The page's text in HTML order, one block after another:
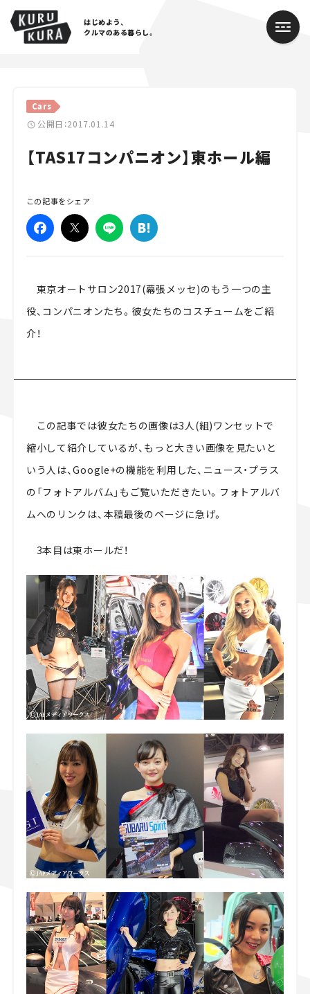
はじめよう、
クルマのある暮らし。
Cars
公開日：2017.01.14
【TAS17コンパニオン】東ホール編
この記事をシェア
東京オートサロン2017(幕張メッセ)のもう一つの主
役、コンパニオンたち。彼女たちのコスチュームをご紹
介！
この記事では彼女たちの画像は3人(組)ワンセットで
縮小して紹介しているが、もっと大きい画像を見たいと
いう人は、Google+の機能を利用した、ニュース・プラス
の「フォトアルバム」もご覧いただきたい。フォトアルバ
ムへのリンクは、本稿最後のページに急げ。
3本目は東ホールだ！
Cars
Lifestyle
Special
Campaign
人気のハッシュタグ
スズキ ジムニー｜Suzuki Jimny